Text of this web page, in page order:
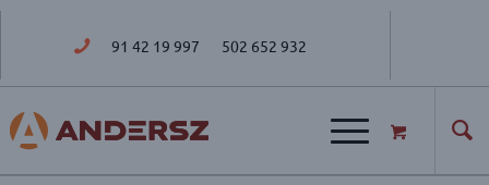
91 42 19 997 502 652 932